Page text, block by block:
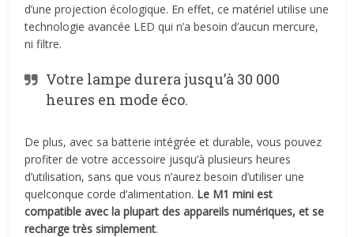
d’une projection écologique. En effet, ce matériel utilise une
technologie avancée LED qui n’a besoin d’aucun mercure,
ni filtre.
Votre lampe durera jusqu’à 30 000
heures en mode éco.
De plus, avec sa batterie intégrée et durable, vous pouvez
profiter de votre accessoire jusqu’à plusieurs heures
d’utilisation, sans que vous n’aurez besoin d’utiliser une
quelconque corde d’alimentation. Le M1 mini est
compatible avec la plupart des appareils numériques, et se
recharge très simplement.